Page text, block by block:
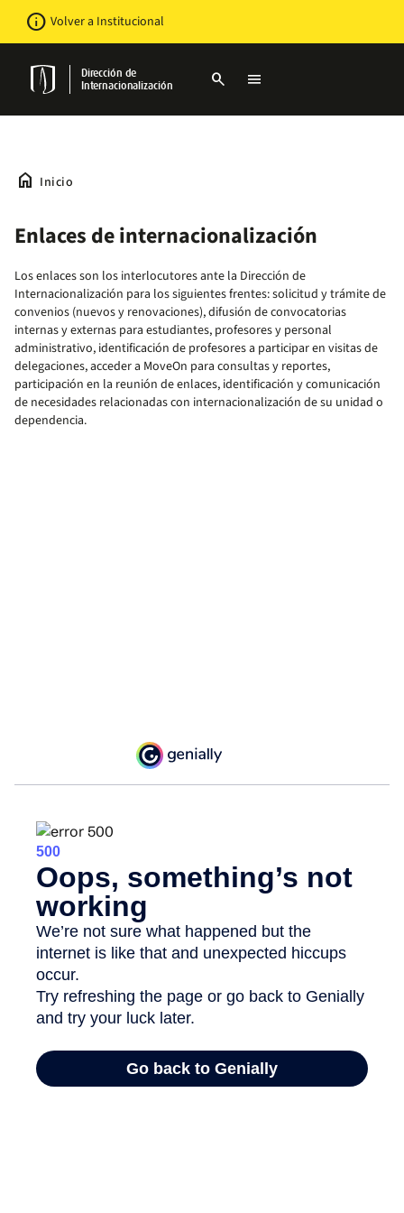
contenido
info Volver a Institucional
Dirección de
Internacionalización
search menu
home Inicio
Enlaces de internacionalización
Los enlaces son los interlocutores ante la Dirección de
Internacionalización para los siguientes frentes: solicitud y trámite de
convenios (nuevos y renovaciones), difusión de convocatorias
internas y externas para estudiantes, profesores y personal
administrativo, identificación de profesores a participar en visitas de
delegaciones, acceder a MoveOn para consultas y reportes,
participación en la reunión de enlaces, identificación y comunicación
de necesidades relacionadas con internacionalización de su unidad o
dependencia.